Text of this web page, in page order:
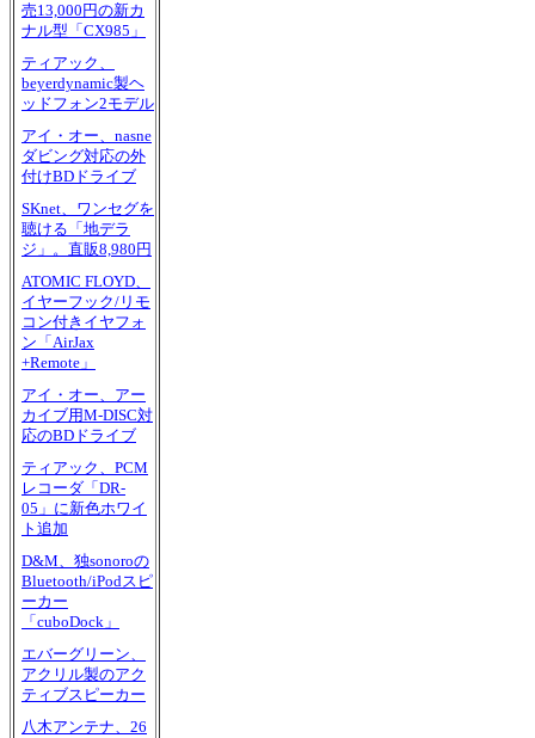
売13,000円の新カ
ナル型「CX985」
ティアック、
beyerdynamic製ヘ
ッドフォン2モデル
アイ・オー、nasne
ダビング対応の外
付けBDドライブ
SKnet、ワンセグを
聴ける「地デラ
ジ」。直販8,980円
ATOMIC FLOYD、
イヤーフック/リモ
コン付きイヤフォ
ン「AirJax
+Remote」
アイ・オー、アー
カイブ用M-DISC対
応のBDドライブ
ティアック、PCM
レコーダ「DR-
05」に新色ホワイ
ト追加
D&M、独sonoroの
Bluetooth/iPodスピ
ーカー
「cuboDock」
エバーグリーン、
アクリル製のアク
ティブスピーカー
八木アンテナ、26